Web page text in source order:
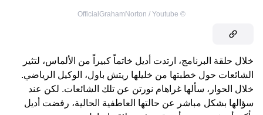
©
OfficialGrahamNorton / Youtube
خلال حلقة البرنامج، ارتدت أديل خاتماً كبيراً من الألماس، لتثير
الشائعات حول خطبتها من خليلها ريتش باول، الوكيل الرياضي.
خلال الحوار، سألها غراهام نورتن عن تلك الشائعات. لكن عند
سؤالها بشكل مباشر عن حالتها العاطفية الحالية، رفضت أديل